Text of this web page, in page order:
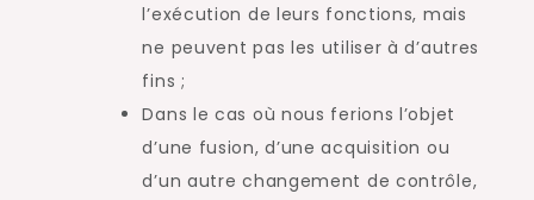
l’exécution de leurs fonctions, mais
ne peuvent pas les utiliser à d’autres
fins ;
Dans le cas où nous ferions l’objet
d’une fusion, d’une acquisition ou
d’un autre changement de contrôle,